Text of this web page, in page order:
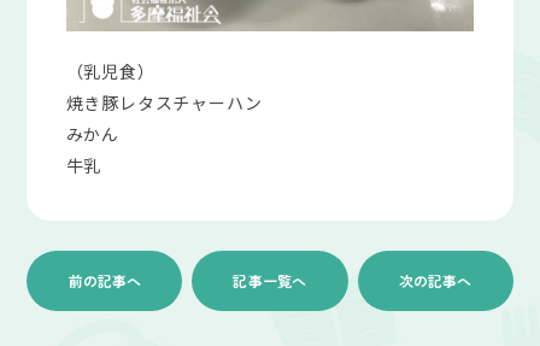
（乳児食）
焼き豚レタスチャーハン
みかん
牛乳
前の記事へ 記事一覧へ 次の記事へ